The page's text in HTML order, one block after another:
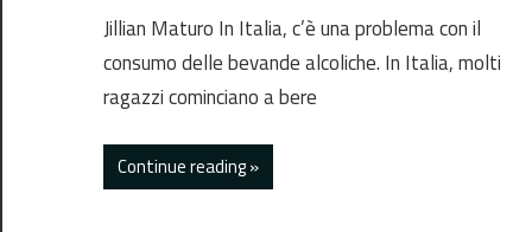
Jillian Maturo In Italia, c’è una problema con il
consumo delle bevande alcoliche. In Italia, molti
ragazzi cominciano a bere
Continue reading